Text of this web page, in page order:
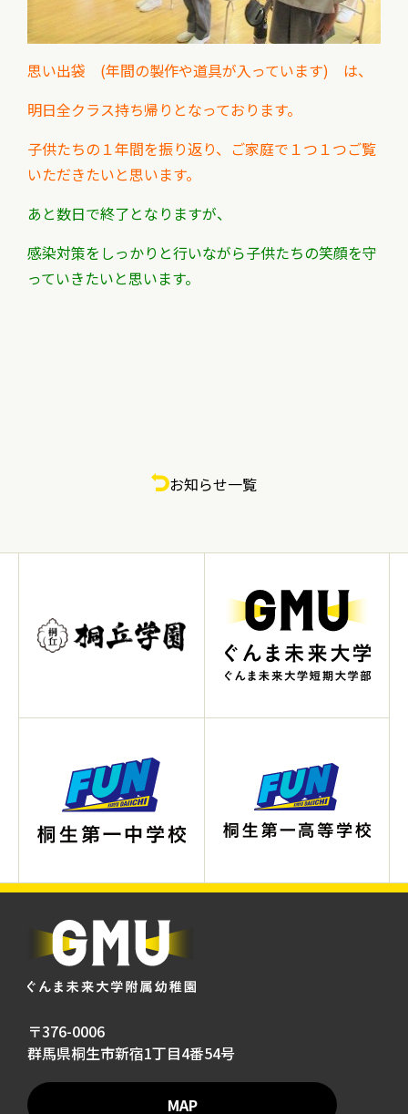
思い出袋 (年間の製作や道具が入っています) は、
明日全クラス持ち帰りとなっております。
子供たちの１年間を振り返り、ご家庭で１つ１つご覧
いただきたいと思います。
あと数日で終了となりますが、
感染対策をしっかりと行いながら子供たちの笑顔を守
っていきたいと思います。
お知らせ一覧
〒376-0006
群馬県桐生市新宿1丁目4番54号
MAP